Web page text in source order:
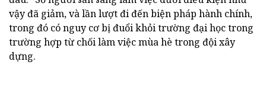
vậy đã giảm, và lần lượt đi đến biện pháp hành chính,
trong đó có nguy cơ bị đuổi khỏi trường đại học trong
trường hợp từ chối làm việc mùa hè trong đội xây
dựng.